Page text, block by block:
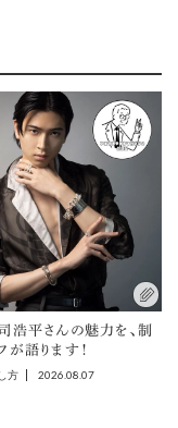
浩平さんの魅力を、制
が語ります！
方 2026.08.07